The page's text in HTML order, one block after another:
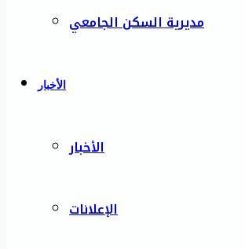
مديرية السكن الجامعي
الأخبار
الأخبار
الإعلانات